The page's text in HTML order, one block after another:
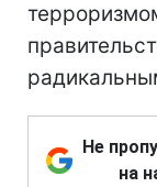
Не
на